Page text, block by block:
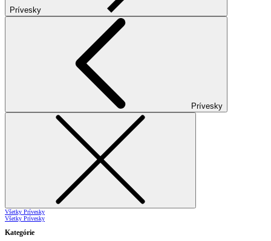
Prívesky
Prívesky
Všetky Prívesky
Všetky Prívesky
Kategórie